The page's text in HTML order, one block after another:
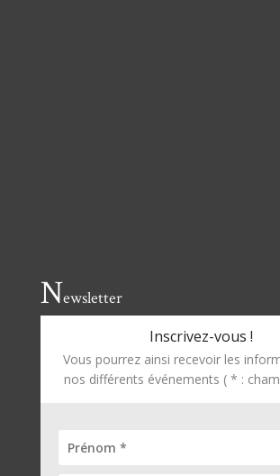
Newsletter
Inscrivez-vous !
Vous pourrez ainsi recevoir les
nos différents événements ( * :